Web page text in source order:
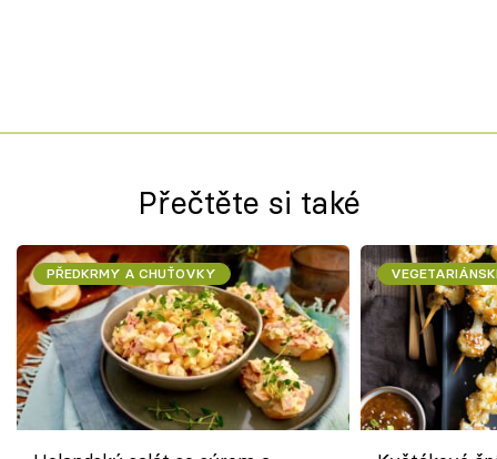
Přečtěte si také
PŘEDKRMY A CHUŤOVKY